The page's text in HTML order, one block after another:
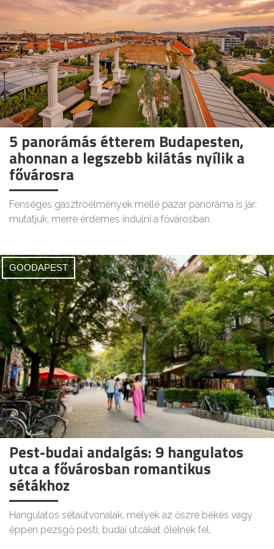
5 panorámás étterem Budapesten,
ahonnan a legszebb kilátás nyílik a
fővárosra
Fenséges gasztroélmények mellé pazar panoráma is jár:
mutatjuk, merre érdemes indulni a fővárosban.
GOODAPEST
Pest-budai andalgás: 9 hangulatos
utca a fővárosban romantikus
sétákhoz
Hangulatos sétaútvonalak, melyek az őszre békés vagy
éppen pezsgő pesti, budai utcákat ölelnek fel.